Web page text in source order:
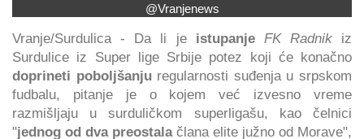
@Vranjenews
Vranje/Surdulica - Da li je istupanje FK Radnikiz
Surdulice iz Super lige Srbije potez koji će konačno
doprineti poboljšanju regularnosti suđenja u srpskom
fudbalu, pitanje je o kojem već izvesno vreme
razmišljaju u surduličkom superligašu, kao čelnici
"jednog od dva preostalačlana elite južno od Morave",